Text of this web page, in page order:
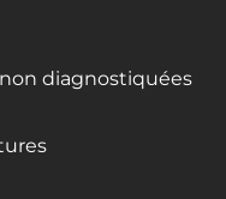
diagnostiquées